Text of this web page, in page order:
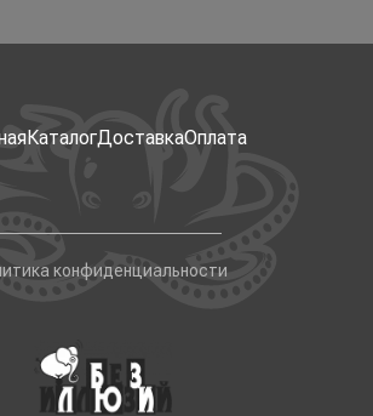
КаталогДоставкаОплата
конфиденциальности